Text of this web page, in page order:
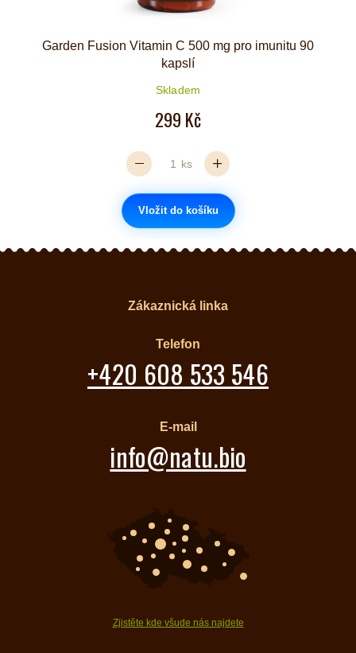
Garden Fusion Vitamin C 500 mg pro imunitu 90
kapslí
Skladem
299 Kč
ks
Vložit do košíku
Zákaznická linka
Telefon
+420 608 533 546
E-mail
info@natu.bio
Zjistěte kde všude nás najdete